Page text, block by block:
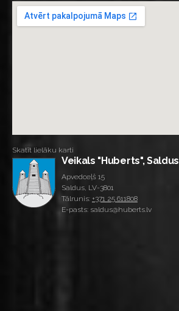
Skatīt lielāku karti
Veikals "Huberts", Saldus
Apvedceļš 15
Saldus, LV-3801
Tālrunis: +371 25 611808
E-pasts: saldus@huberts.lv